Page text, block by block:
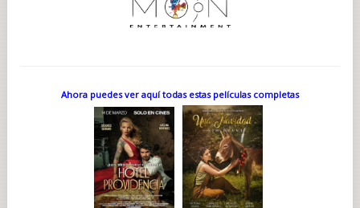
Ahora puedes ver aquí todas estas películas completas